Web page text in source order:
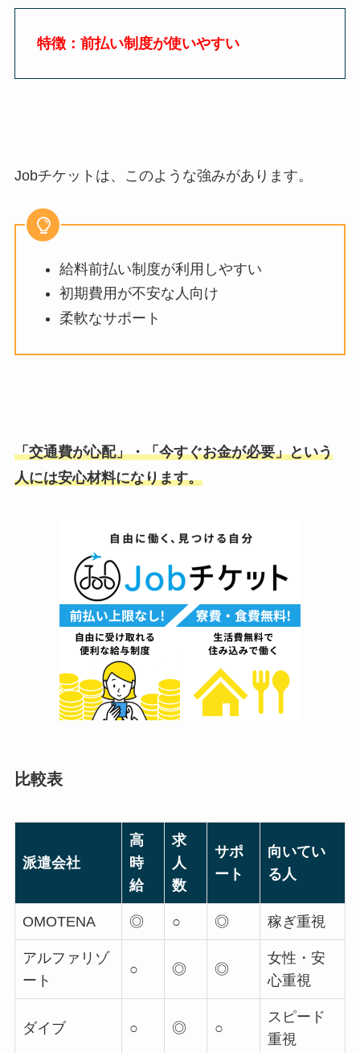
特徴：前払い制度が使いやすい
Jobチケットは、このような強みがあります。
給料前払い制度が利用しやすい
初期費用が不安な人向け
柔軟なサポート
「交通費が心配」・「今すぐお金が必要」という
人には安心材料になります。
比較表
派遣会社
高
時
給
求
人
数
サポ
ート
向いてい
る人
OMOTENA ◎ ○ ◎ 稼ぎ重視
アルファリゾ
ート
○ ◎ ◎
女性・安
心重視
ダイブ ○ ◎ ○
スピード
重視